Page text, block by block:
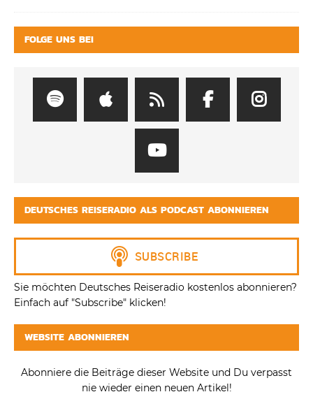
FOLGE UNS BEI
DEUTSCHES REISERADIO ALS PODCAST ABONNIEREN
Sie möchten Deutsches Reiseradio kostenlos abonnieren?
Einfach auf "Subscribe" klicken!
WEBSITE ABONNIEREN
Abonniere die Beiträge dieser Website und Du verpasst
nie wieder einen neuen Artikel!